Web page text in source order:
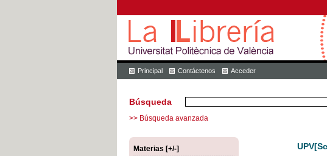
Principal Contáctenos Acceder
Búsqueda
>> Búsqueda avanzada
Materias [+/-]